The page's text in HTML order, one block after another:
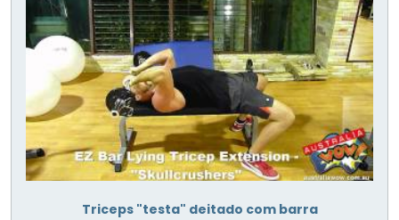
Triceps "testa" deitado com barra